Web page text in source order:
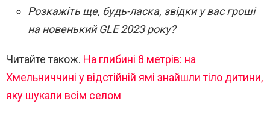
Розкажіть ще, будь-ласка, звідки у вас гроші
на новенький GLE 2023 року?
Читайте також. На глибині 8 метрів: на
Хмельниччині у відстійній ямі знайшли тіло дитини,
яку шукали всім селом